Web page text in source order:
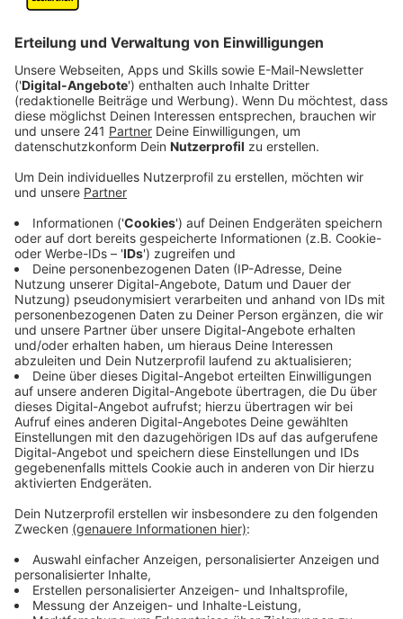
Die Bedeutung des Urteils
Die höchstrichterliche Entscheidung hat
weitreichende Konsequenzen für Arbeitnehmer - ihre
Position ist bei Streit um nicht genommenen Urlaub
gestärkt. "Oft ist das der Fall bei einem Jobwechsel
oder wenn ein Arbeitsverhältnis aus einem anderen
Grund aufgelöst wird", sagte der Bonner
Arbeitsrechtler Gregor Thüsing. "Bisher haben sich
einige Arbeitgeber auf die Verjährungsfrist von drei
Jahren verlassen – aber die gilt nun nicht mehr
automatisch."
Anzeige
Regeln für Verfall sowie Verjährung von
Urlaub
Anzeige
Bei Kontroversen um die Verjährung von Urlaub gelten
nun ähnliche Regeln, die das Bundesarbeitsgericht
verfällt. Erstmals nahmen sie damals die Arbeitgeber
in die Pflicht, aktiv zu werden: Sie müssten ihre
Beschäftigten "klar und rechtzeitig" auf nicht